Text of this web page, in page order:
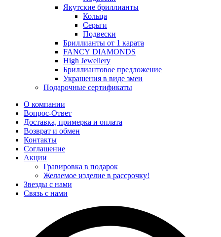
Якутские бриллианты
Кольца
Серьги
Подвески
Бриллианты от 1 карата
FANCY DIAMONDS
High Jewellery
Бриллиантовое предложение
Украшения в виде змеи
Подарочные сертификаты
О компании
Вопрос-Ответ
Доставка, примерка и оплата
Возврат и обмен
Контакты
Соглашение
Акции
Гравировка в подарок
Желаемое изделие в рассрочку!
Звезды с нами
Связь с нами